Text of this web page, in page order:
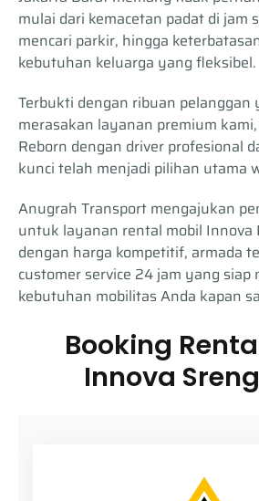
mulai dari kemacetan padat di jam
mencari parkir, hingga
kebutuhan keluarga yang fleksibel.
Terbukti dengan ribuan pelanggan
merasakan layanan premium
Reborn dengan driver profesional
kunci telah menjadi pilihan utama
Anugrah Transport mengajukan
untuk layanan rental mobil Innova
dengan harga kompetitif, armada
customer service 24 jam yang siap
kebutuhan mobilitas Anda kapan
Booking
Innova